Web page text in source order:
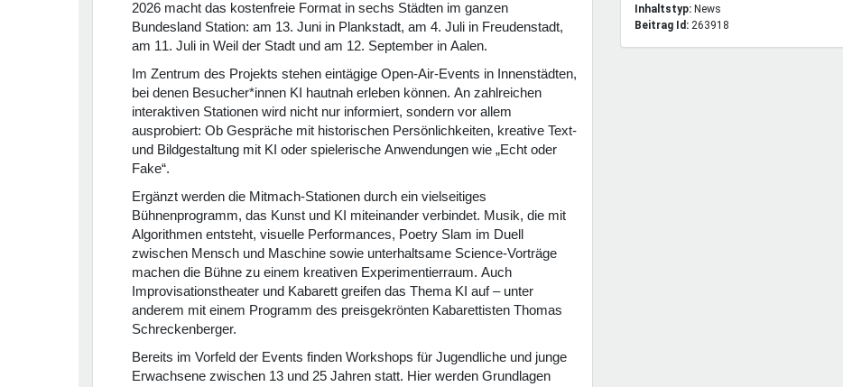
2026 macht das kostenfreie Format in sechs Städten im ganzen
Bundesland Station: am 13. Juni in Plankstadt, am 4. Juli in Freudenstadt,
am 11. Juli in Weil der Stadt und am 12. September in Aalen.
Im Zentrum des Projekts stehen eintägige Open-Air-Events in Innenstädten,
bei denen Besucher*innen KI hautnah erleben können. An zahlreichen
interaktiven Stationen wird nicht nur informiert, sondern vor allem
ausprobiert: Ob Gespräche mit historischen Persönlichkeiten, kreative Text-
und Bildgestaltung mit KI oder spielerische Anwendungen wie „Echt oder
Fake“.
Ergänzt werden die Mitmach-Stationen durch ein vielseitiges
Bühnenprogramm, das Kunst und KI miteinander verbindet. Musik, die mit
Algorithmen entsteht, visuelle Performances, Poetry Slam im Duell
zwischen Mensch und Maschine sowie unterhaltsame Science-Vorträge
machen die Bühne zu einem kreativen Experimentierraum. Auch
Improvisationstheater und Kabarett greifen das Thema KI auf – unter
anderem mit einem Programm des preisgekrönten Kabarettisten Thomas
Schreckenberger.
Bereits im Vorfeld der Events finden Workshops für Jugendliche und junge
Erwachsene zwischen 13 und 25 Jahren statt. Hier werden Grundlagen
Inhaltstyp:
news
Beitrag Id: 263918